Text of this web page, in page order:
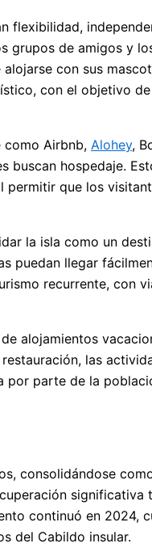
flexibilidad,
grupos de amigos y
con sus
con el objetivo
como Airbnb, Alohey,
hospedaje.
que los
la isla como un
puedan llegar
recurrente, con
alojamientos
las
parte de la
consolidándose
significativa
continuó en 2024,
del Cabildo insular.